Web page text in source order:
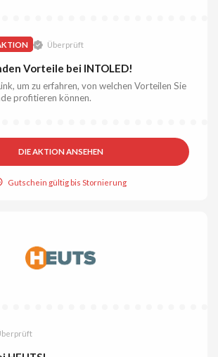
Überprüft
Vorteile bei INTOLED!
um zu erfahren, von welchen Vorteilen Sie
profitieren können.
DIE AKTION ANSEHEN
Gutschein gültig bis Stornierung